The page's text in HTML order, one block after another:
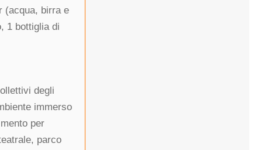
(acqua, birra e
1 bottiglia di
degli
immerso
per
parco